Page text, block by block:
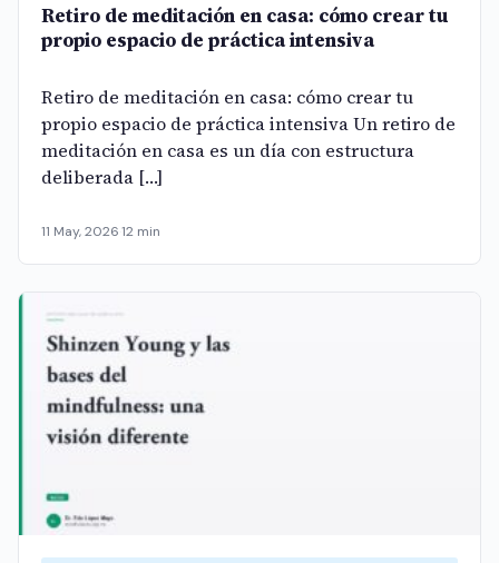
Retiro de meditación en casa: cómo crear tu
propio espacio de práctica intensiva
Retiro de meditación en casa: cómo crear tu
propio espacio de práctica intensiva Un retiro de
meditación en casa es un día con estructura
deliberada […]
11 May, 202612 min